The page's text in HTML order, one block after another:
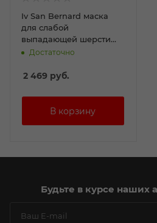
Iv San Bernard маска
для слабой
выпадающей шерсти
Fruit of the Groomer
Достаточно
2 469 руб.
Будьте в курсе наших